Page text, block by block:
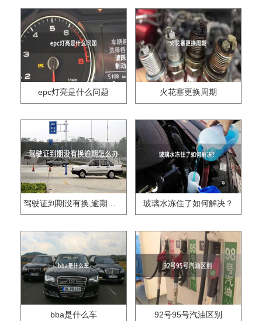
epc灯亮是什么问题 火花塞更换周期
驾驶证到期没有换,逾期怎么办?? 玻璃水冻住了如何解决？
bba是什么车 92号95号汽油区别